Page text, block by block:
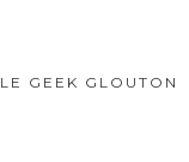
LE GEEK GLOUTON